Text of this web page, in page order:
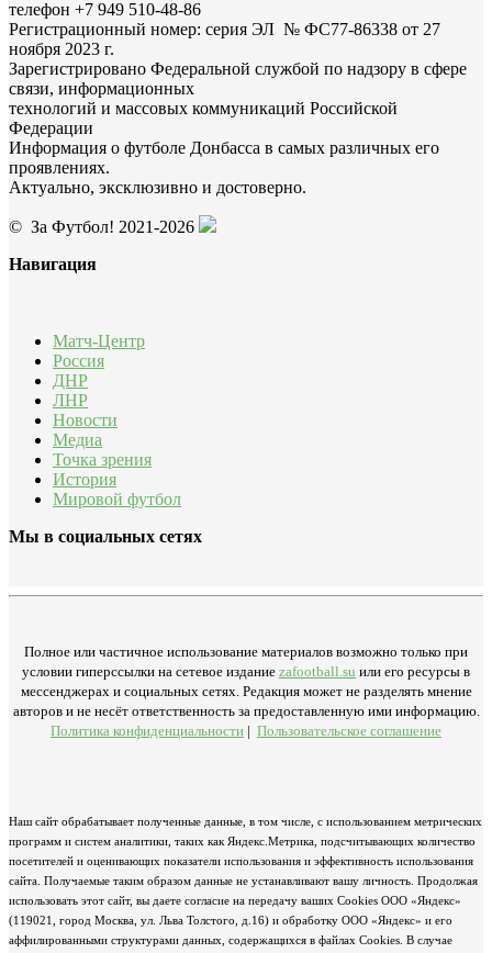
телефон +7 949 510-48-86
Регистрационный номер: серия ЭЛ № ФС77-86338 от 27
ноября 2023 г.
Зарегистрировано Федеральной службой по надзору в сфере
связи, информационных
технологий и массовых коммуникаций Российской
Федерации
Информация о футболе Донбасса в самых различных его
проявлениях.
Актуально, эксклюзивно и достоверно.
© За Футбол! 2021-2026
Навигация
Матч-Центр
Россия
ДНР
ЛНР
Новости
Медиа
Точка зрения
История
Мировой футбол
Мы в социальных сетях
Полное или частичное использование материалов возможно только при
условии гиперссылки на сетевое издание zafootball.su или его ресурсы в
мессенджерах и социальных сетях. Редакция может не разделять мнение
авторов и не несёт ответственность за предоставленную ими информацию.
Политика конфиденциальности | Пользовательское соглашение
Наш сайт обрабатывает полученные данные, в том числе, с использованием метрических
программ и систем аналитики, таких как Яндекс.Метрика, подсчитывающих количество
посетителей и оценивающих показатели использования и эффективность использования
сайта. Получаемые таким образом данные не устанавливают вашу личность. Продолжая
использовать этот сайт, вы даете согласие на передачу ваших Cookies ООО «Яндекс»
(119021, город Москва, ул. Льва Толстого, д.16) и обработку ООО «Яндекс» и его
аффилированными структурами данных, содержащихся в файлах Cookies. В случае